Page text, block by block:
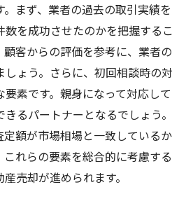
まず、業者の過去の取引実績を
を成功させたのかを把握するこ
顧客からの評価を参考に、業者の
ょう。さらに、初回相談時の対
素です。親身になって対応して
るパートナーとなるでしょう。
額が市場相場と一致しているか
れらの要素を総合的に考慮する
売却が進められます。